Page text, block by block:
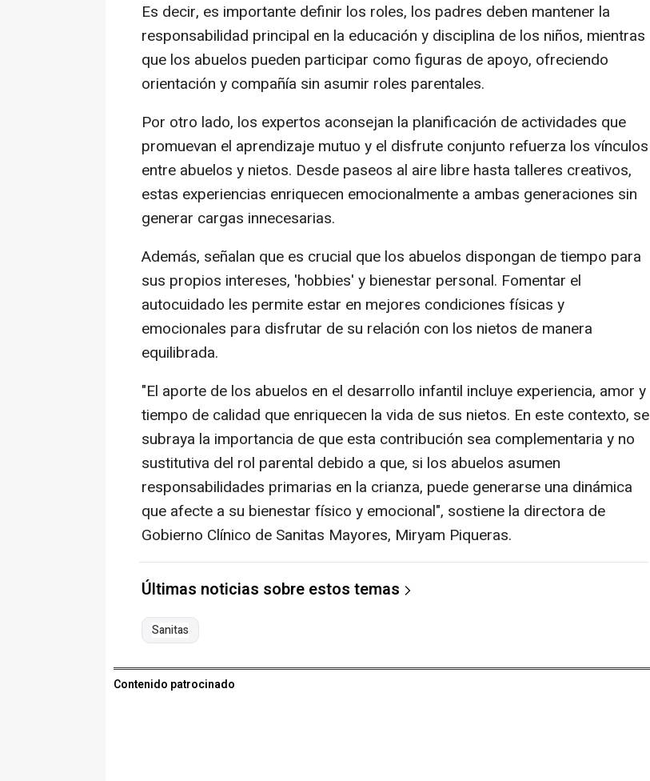
Es decir, es importante definir los roles, los padres deben mantener la
responsabilidad principal en la educación y disciplina de los niños, mientras
que los abuelos pueden participar como figuras de apoyo, ofreciendo
orientación y compañía sin asumir roles parentales.
Por otro lado, los expertos aconsejan la planificación de actividades que
promuevan el aprendizaje mutuo y el disfrute conjunto refuerza los vínculos
entre abuelos y nietos. Desde paseos al aire libre hasta talleres creativos,
estas experiencias enriquecen emocionalmente a ambas generaciones sin
generar cargas innecesarias.
Además, señalan que es crucial que los abuelos dispongan de tiempo para
sus propios intereses, 'hobbies' y bienestar personal. Fomentar el
autocuidado les permite estar en mejores condiciones físicas y
emocionales para disfrutar de su relación con los nietos de manera
equilibrada.
"El aporte de los abuelos en el desarrollo infantil incluye experiencia, amor y
tiempo de calidad que enriquecen la vida de sus nietos. En este contexto, se
subraya la importancia de que esta contribución sea complementaria y no
sustitutiva del rol parental debido a que, si los abuelos asumen
responsabilidades primarias en la crianza, puede generarse una dinámica
que afecte a su bienestar físico y emocional", sostiene la directora de
Gobierno Clínico de Sanitas Mayores, Miryam Piqueras.
Últimas noticias sobre estos temas
Sanitas
Contenido patrocinado